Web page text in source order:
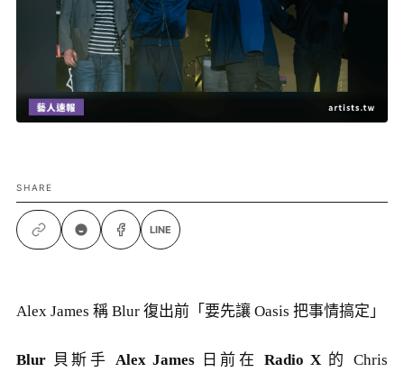
SHARE
LINE
Alex James 稱 Blur 復出前「要先讓 Oasis 把事情搞定」
Blur 貝斯手 Alex James 日前在 Radio X 的 Chris